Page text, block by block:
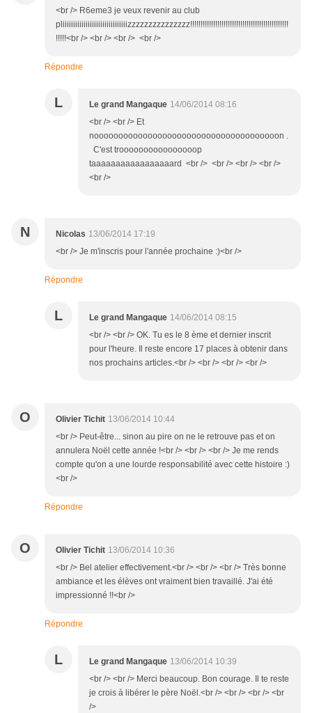
<br /> R6eme3 je veux revenir au club
pliiiiiiiiiiiiiiiiiiiiiiiiiiiiiiizzzzzzzzzzzzzzz!!!!!!!!!!!!!!!!!!!!!!!!!!!!!!!!!!!!!!!!!!!!!!!
!!!!!<br /> <br /> <br /> <br />
Répondre
L Le grand Mangaque 14/06/2014 08:16
<br /> <br /> Et
noooooooooooooooooooooooooooooooooooooon .
C'est troooooooooooooooop
taaaaaaaaaaaaaaaaard <br /> <br /> <br /> <br />
<br />
N Nicolas 13/06/2014 17:19
<br /> Je m'inscris pour l'année prochaine :)<br />
Répondre
L Le grand Mangaque 14/06/2014 08:15
<br /> <br /> OK. Tu es le 8 ème et dernier inscrit
pour l'heure. Il reste encore 17 places à obtenir dans
nos prochains articles.<br /> <br /> <br /> <br />
O Olivier Tichit 13/06/2014 10:44
<br /> Peut-être... sinon au pire on ne le retrouve pas et on
annulera Noël cette année !<br /> <br /> <br /> Je me rends
compte qu'on a une lourde responsabilité avec cette histoire :)
<br />
Répondre
O Olivier Tichit 13/06/2014 10:36
<br /> Bel atelier effectivement.<br /> <br /> <br /> Très bonne
ambiance et les élèves ont vraiment bien travaillé. J'ai été
impressionné !!<br />
Répondre
L Le grand Mangaque 13/06/2014 10:39
<br /> <br /> Merci beaucoup. Bon courage. Il te reste
je crois à libérer le père Noël.<br /> <br /> <br /> <br
/>